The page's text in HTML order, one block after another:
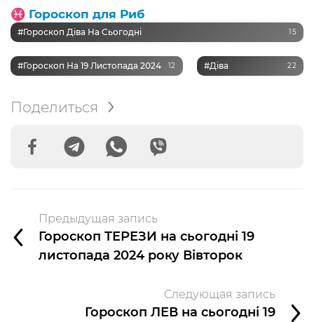
♓️ Гороскоп для Риб
#Гороскоп Діва На Сьогодні 15
#Гороскоп На 19 Листопада 2024 12 #Діва 22
Поделиться
Предыдущая запись
Гороскоп ТЕРЕЗИ на сьогодні 19
листопада 2024 року Вівторок
Следующая запись
Гороскоп ЛЕВ на сьогодні 19